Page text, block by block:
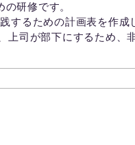
研修です。
するための計画表を作成
上司が部下にするため、